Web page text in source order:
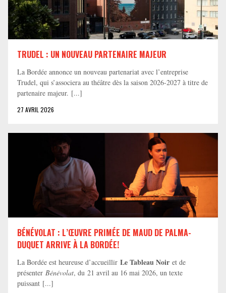
TRUDEL : UN NOUVEAU PARTENAIRE MAJEUR
La Bordée annonce un nouveau partenariat avec l’entreprise
Trudel, qui s’associera au théâtre dès la saison 2026-2027 à titre de
partenaire majeur. [...]
27 AVRIL 2026
BÉNÉVOLAT : L’ŒUVRE PRIMÉE DE MAUD DE PALMA-
DUQUET ARRIVE À LA BORDÉE!
La Bordée est heureuse d’accueillir Le Tableau Noir et de
présenter Bénévolat, du 21 avril au 16 mai 2026, un texte
puissant [...]